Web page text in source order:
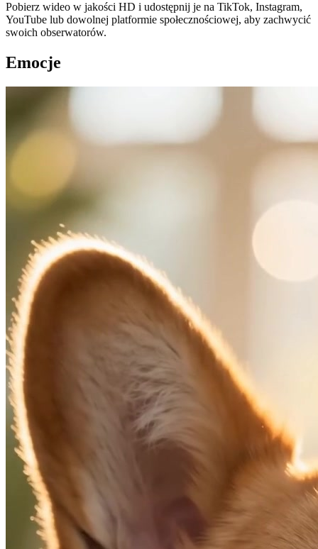
Pobierz wideo w jakości HD i udostępnij je na TikTok, Instagram,
YouTube lub dowolnej platformie społecznościowej, aby zachwycić
swoich obserwatorów.
Emocje